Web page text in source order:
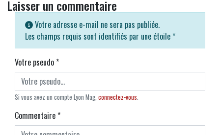
Laisser un commentaire
Votre adresse e-mail ne sera pas publiée.
Les champs requis sont identifiés par une étoile *
Votre pseudo*
Si vous avez un compte Lyon Mag, connectez-vous
Commentaire*